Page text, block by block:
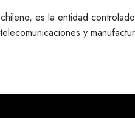
es la entidad
y